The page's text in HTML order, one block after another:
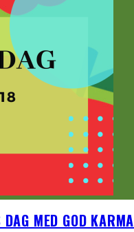
MED GOD KARMA